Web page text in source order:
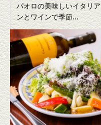
パオロの美味しいイタリア
ンとワインで季節...